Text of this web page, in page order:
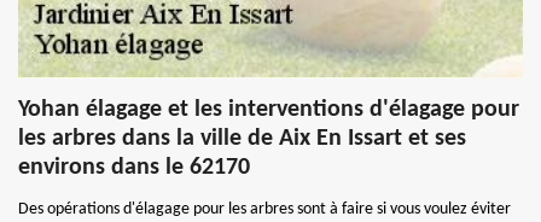
Yohan élagage et les interventions d'élagage pour
les arbres dans la ville de Aix En Issart et ses
environs dans le 62170
Des opérations d'élagage pour les arbres sont à faire si vous voulez éviter